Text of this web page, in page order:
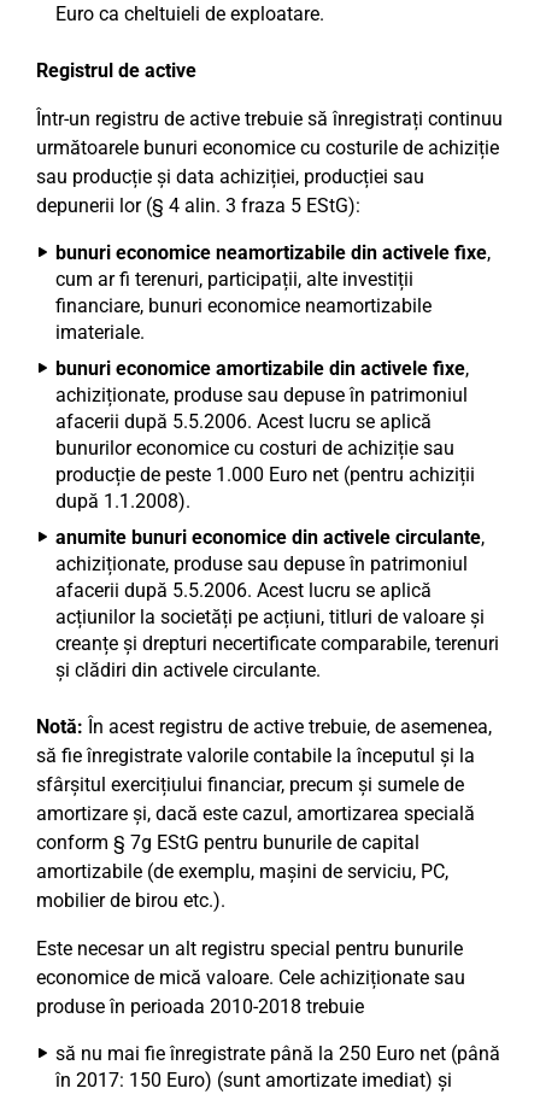
Euro ca cheltuieli de exploatare.
Registrul de active
Într-un registru de active trebuie să înregistrați continuu
următoarele bunuri economice cu costurile de achiziție
sau producție și data achiziției, producției sau
depunerii lor (§ 4 alin. 3 fraza 5 EStG):
bunuri economice neamortizabile din activele fixe,
cum ar fi terenuri, participații, alte investiții
financiare, bunuri economice neamortizabile
imateriale.
bunuri economice amortizabile din activele fixe,
achiziționate, produse sau depuse în patrimoniul
afacerii după 5.5.2006. Acest lucru se aplică
bunurilor economice cu costuri de achiziție sau
producție de peste 1.000 Euro net (pentru achiziții
după 1.1.2008).
anumite bunuri economice din activele circulante,
achiziționate, produse sau depuse în patrimoniul
afacerii după 5.5.2006. Acest lucru se aplică
acțiunilor la societăți pe acțiuni, titluri de valoare și
creanțe și drepturi necertificate comparabile, terenuri
și clădiri din activele circulante.
Notă: În acest registru de active trebuie, de asemenea,
să fie înregistrate valorile contabile la începutul și la
sfârșitul exercițiului financiar, precum și sumele de
amortizare și, dacă este cazul, amortizarea specială
conform § 7g EStG pentru bunurile de capital
amortizabile (de exemplu, mașini de serviciu, PC,
mobilier de birou etc.).
Este necesar un alt registru special pentru bunurile
economice de mică valoare. Cele achiziționate sau
produse în perioada 2010-2018 trebuie
să nu mai fie înregistrate până la 250 Euro net (până
în 2017: 150 Euro) (sunt amortizate imediat) și